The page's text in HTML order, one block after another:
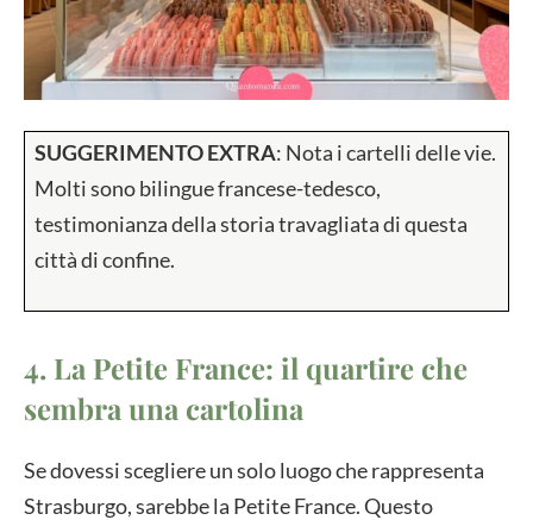
SUGGERIMENTO EXTRA: Nota i cartelli delle vie.
Molti sono bilingue francese-tedesco,
testimonianza della storia travagliata di questa
città di confine.
4. La Petite France: il quartire che
sembra una cartolina
Se dovessi scegliere un solo luogo che rappresenta
Strasburgo, sarebbe la Petite France. Questo